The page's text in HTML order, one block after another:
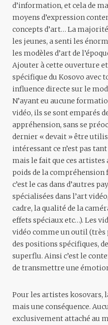
d’information, et cela de
moyens d’expression
concepts d’art… La
les jeunes, a senti les
les modèles d’art de
Ajouter à cette ouverture
spécifique du Kosovo avec
influence directe sur le
N’ayant eu aucune
vidéo, ils se sont emparés
appréhension, sans se
dernier « devait » être
intéressant ce n’est pas
mais le fait que ces artistes
poids de la
c’est le cas dans d’autres
spécialisées dans l’art
cadre, la qualité de la
effets spéciaux etc…). Les
vidéo comme un outil (très
des positions spécifiques,
superflu. Ainsi c’est le
de transmettre une
Pour les artistes kosovars,
mais une conséquence.
exclusivement attaché au